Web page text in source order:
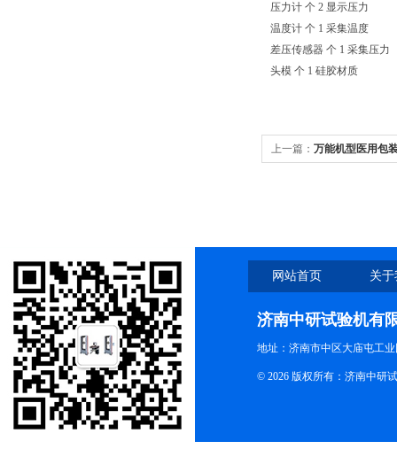
压力计 个 2 显示压力
温度计 个 1 采集温度
差压传感器 个 1 采集压力
头模 个 1 硅胶材质
上一篇： 万能机型医用包
网站首页 关
济南中研试验机有
地址：济南市中区大庙屯工
© 2026 版权所有：济南中研